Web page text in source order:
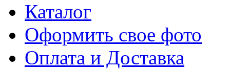
Каталог
Оформить свое фото
Оплата и Доставка